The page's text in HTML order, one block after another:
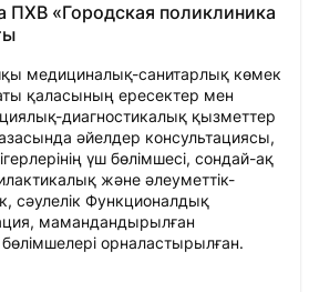
ПХВ «Городская поликлиника
медициналық-санитарлық көмек
қаласының ересектер мен
диагностикалық қызметтер
әйелдер консультациясы,
үш бөлімшесі, сондай-ақ
және әлеуметтік-
сәулелік Функционалдық
мамандандырылған
орналастырылған.